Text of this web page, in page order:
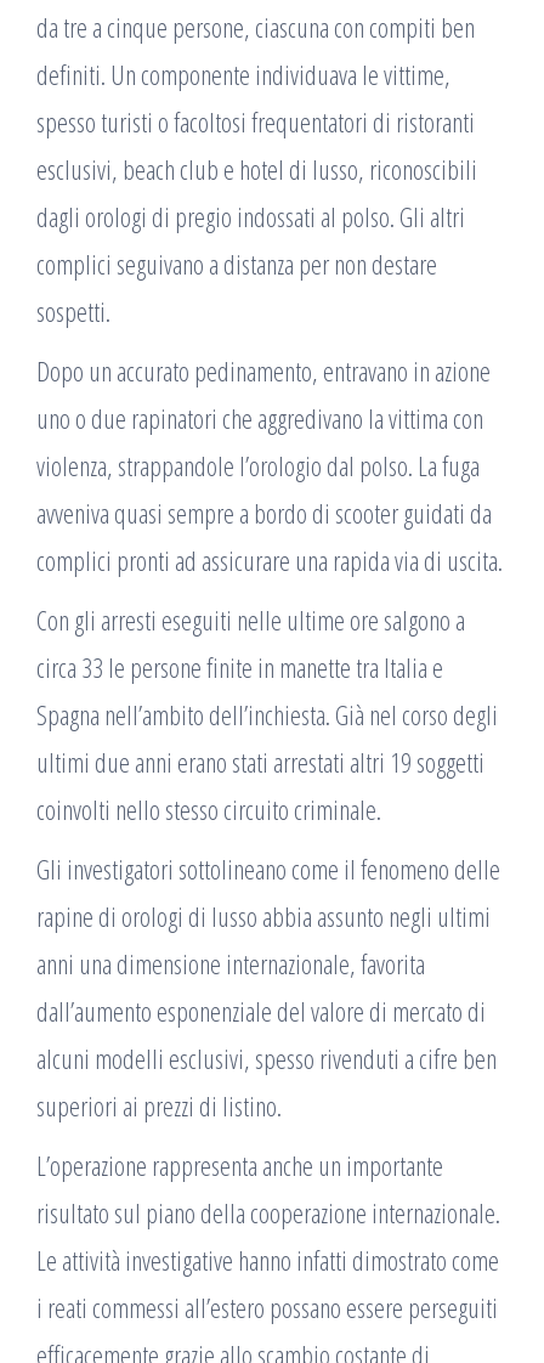
da tre a cinque persone, ciascuna con compiti ben
definiti. Un componente individuava le vittime,
spesso turisti o facoltosi frequentatori di ristoranti
esclusivi, beach club e hotel di lusso, riconoscibili
dagli orologi di pregio indossati al polso. Gli altri
complici seguivano a distanza per non destare
sospetti.
Dopo un accurato pedinamento, entravano in azione
uno o due rapinatori che aggredivano la vittima con
violenza, strappandole l’orologio dal polso. La fuga
avveniva quasi sempre a bordo di scooter guidati da
complici pronti ad assicurare una rapida via di uscita.
Con gli arresti eseguiti nelle ultime ore salgono a
circa 33 le persone finite in manette tra Italia e
Spagna nell’ambito dell’inchiesta. Già nel corso degli
ultimi due anni erano stati arrestati altri 19 soggetti
coinvolti nello stesso circuito criminale.
Gli investigatori sottolineano come il fenomeno delle
rapine di orologi di lusso abbia assunto negli ultimi
anni una dimensione internazionale, favorita
dall’aumento esponenziale del valore di mercato di
alcuni modelli esclusivi, spesso rivenduti a cifre ben
superiori ai prezzi di listino.
L’operazione rappresenta anche un importante
risultato sul piano della cooperazione internazionale.
Le attività investigative hanno infatti dimostrato come
i reati commessi all’estero possano essere perseguiti
efficacemente grazie allo scambio costante di